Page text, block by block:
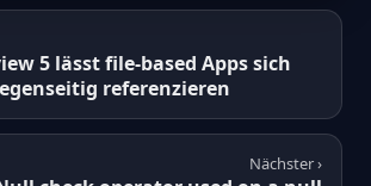
5 lässt file-based Apps sich
referenzieren
Nächster ›